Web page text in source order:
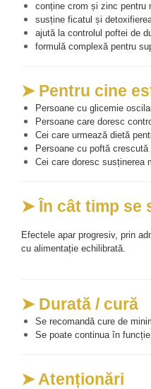
conține crom și zinc pentru
susține ficatul și
ajută la controlul poftei de
formulă complexă pentru
➤ Pentru cine
Persoane cu glicemie
Persoane care doresc
Cei care urmează dietă
Persoane cu poftă crescută
Cei care doresc susținerea
➤ În cât timp se
Efectele apar progresiv, prin
cu alimentație echilibrată.
➤ Durată / cură
Se recomandă cure de
Se poate continua în
➤ Atenționări